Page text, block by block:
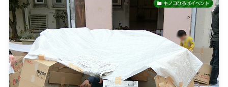
キノコひろばイベント